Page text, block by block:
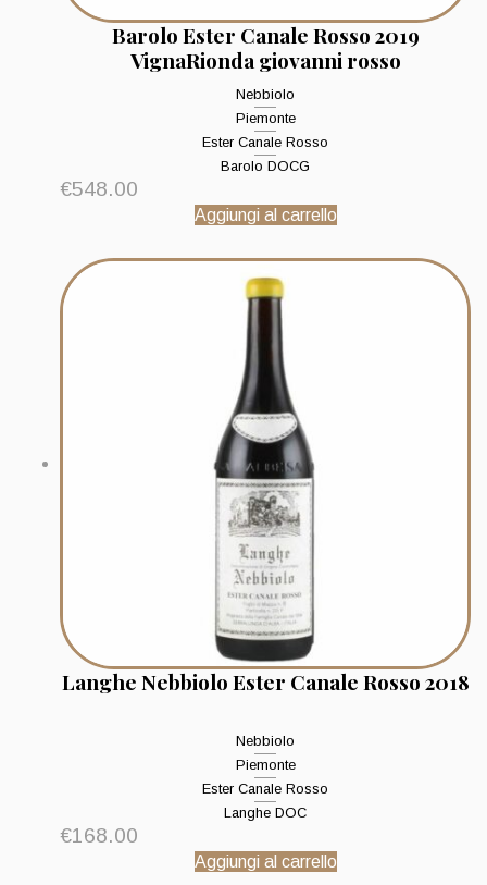
Barolo Ester Canale Rosso 2019
VignaRionda giovanni rosso
Nebbiolo
Piemonte
Ester Canale Rosso
Barolo DOCG
€548.00
Aggiungi al carrello
Langhe Nebbiolo Ester Canale Rosso 2018
Nebbiolo
Piemonte
Ester Canale Rosso
Langhe DOC
€168.00
Aggiungi al carrello